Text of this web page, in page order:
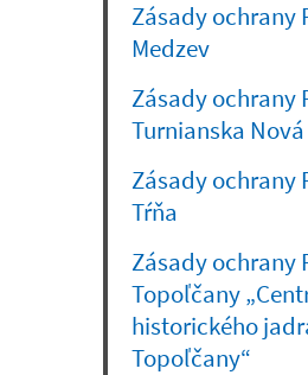
Zásady ochrany
Medzev
Zásady ochrany
Turnianska Nová
Zásady ochrany
Tŕňa
Zásady ochrany
Topoľčany
historického
Topoľčany“